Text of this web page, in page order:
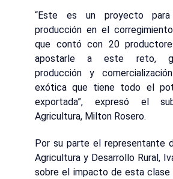
“Este es un proyecto
producción en el
que contó con 20
apostarle a este reto,
producción y
exótica que tiene todo el
exportada”, expresó el
Agricultura, Milton Rosero.
Por su parte el representante
Agricultura y Desarrollo Rural,
sobre el impacto de esta clase